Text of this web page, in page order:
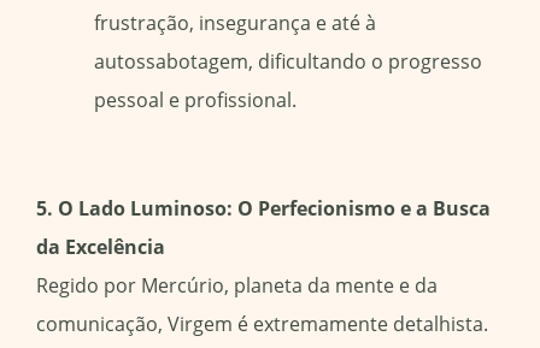
frustração, insegurança e até à
autossabotagem, dificultando o progresso
pessoal e profissional.
5. O Lado Luminoso: O Perfecionismo e a Busca
da Excelência
Regido por Mercúrio, planeta da mente e da
comunicação, Virgem é extremamente detalhista.